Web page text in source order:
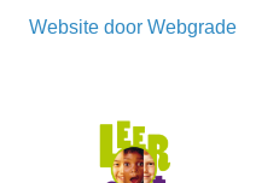
Website door Webgrade